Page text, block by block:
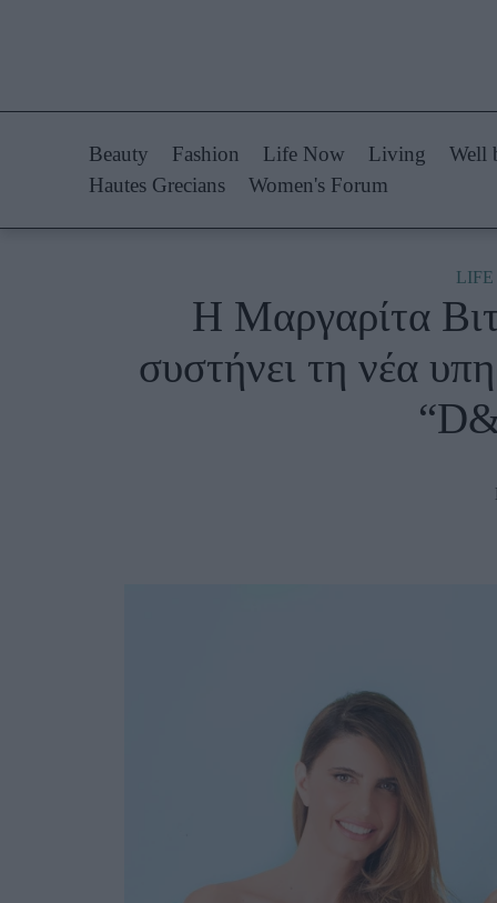
Styling Tips
Fashion News
Woman Power
Συνεντεύξεις
Γάμος
Beauty Fashion Life Now Living Well
Hautes Grecians
Women's Forum
Η Μαργαρίτα
συστήνει τη νέα